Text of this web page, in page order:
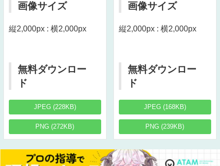
画像サイズ
縦2,000px : 横2,000px
無料ダウンロー
ド
JPEG (228KB)
PNG (272KB)
画像サイズ
縦2,000px : 横2,000px
無料ダウンロー
ド
JPEG (168KB)
PNG (239KB)